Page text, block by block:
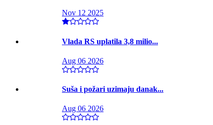
Nov 12 2025
Vlada RS uplatila 3,8 milio...
Aug 06 2026
Suša i požari uzimaju danak...
Aug 06 2026